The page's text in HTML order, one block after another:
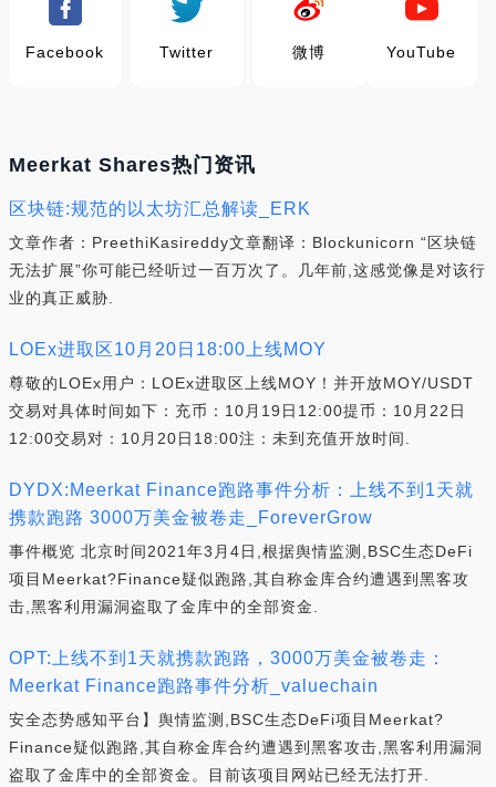
Facebook Twitter 微博 YouTube
Meerkat Shares热门资讯
区块链:规范的以太坊汇总解读_ERK
文章作者：PreethiKasireddy文章翻译：Blockunicorn “区块链
无法扩展”你可能已经听过一百万次了。几年前,这感觉像是对该行
业的真正威胁.
LOEx进取区10月20日18:00上线MOY
尊敬的LOEx用户：LOEx进取区上线MOY！并开放MOY/USDT
交易对具体时间如下：充币：10月19日12:00提币：10月22日
12:00交易对：10月20日18:00注：未到充值开放时间.
DYDX:Meerkat Finance跑路事件分析：上线不到1天就
携款跑路 3000万美金被卷走_ForeverGrow
事件概览 北京时间2021年3月4日,根据舆情监测,BSC生态DeFi
项目Meerkat?Finance疑似跑路,其自称金库合约遭遇到黑客攻
击,黑客利用漏洞盗取了金库中的全部资金.
OPT:上线不到1天就携款跑路，3000万美金被卷走：
Meerkat Finance跑路事件分析_valuechain
安全态势感知平台】舆情监测,BSC生态DeFi项目Meerkat?
Finance疑似跑路,其自称金库合约遭遇到黑客攻击,黑客利用漏洞
盗取了金库中的全部资金。目前该项目网站已经无法打开.